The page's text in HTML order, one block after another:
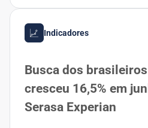
Indicadores
Busca dos
cresceu 16,5% em
Serasa Experian